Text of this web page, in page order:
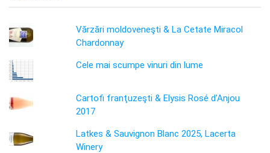
Vărzări moldoveneşti & La Cetate Miracol
Chardonnay
Cele mai scumpe vinuri din lume
Cartofi franţuzeşti & Elysis Rosé d'Anjou
2017
Latkes & Sauvignon Blanc 2025, Lacerta
Winery